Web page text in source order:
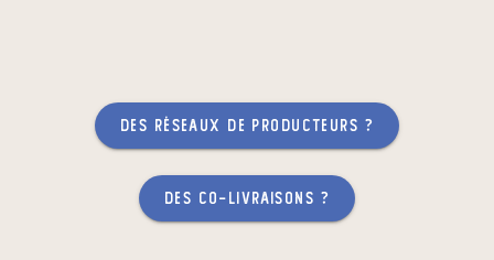
des réseaux de producteurs ?
des co-livraisons ?